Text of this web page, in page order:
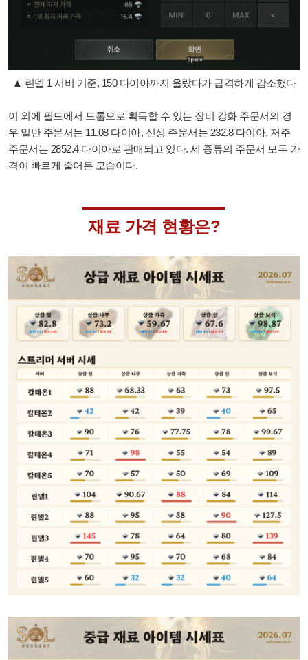
▲ 린델 1 서버 기준, 150 다이아까지 올랐다가 급격하게 감소했다
이 외에 필드에서 드롭으로 획득할 수 있는 장비 강화 주문서의 경
우 일반 주문서는 11.08 다이아, 신성 주문서는 232.8 다이아, 저주
주문서는 2852.4 다이아로 판매되고 있다. 세 종류의 주문서 모두 가
격이 빠르게 줄어든 모습이다.
재료 가격 현황은?